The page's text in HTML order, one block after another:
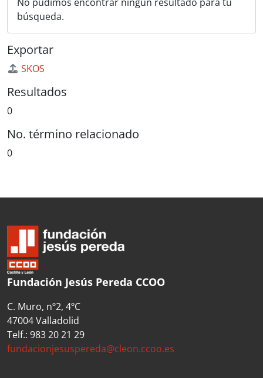
búsqueda.
Exportar
SKOS
Resultados
0
No. término relacionado
0
Fundación Jesús Pereda CCOO
C. Muro, nº2, 4ºC
47004 Valladolid
Telf.: 983 20 21 29
fundacionjesuspereda@cleon.ccoo.es